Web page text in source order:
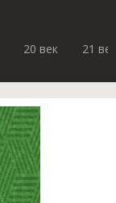
20 век 21 век